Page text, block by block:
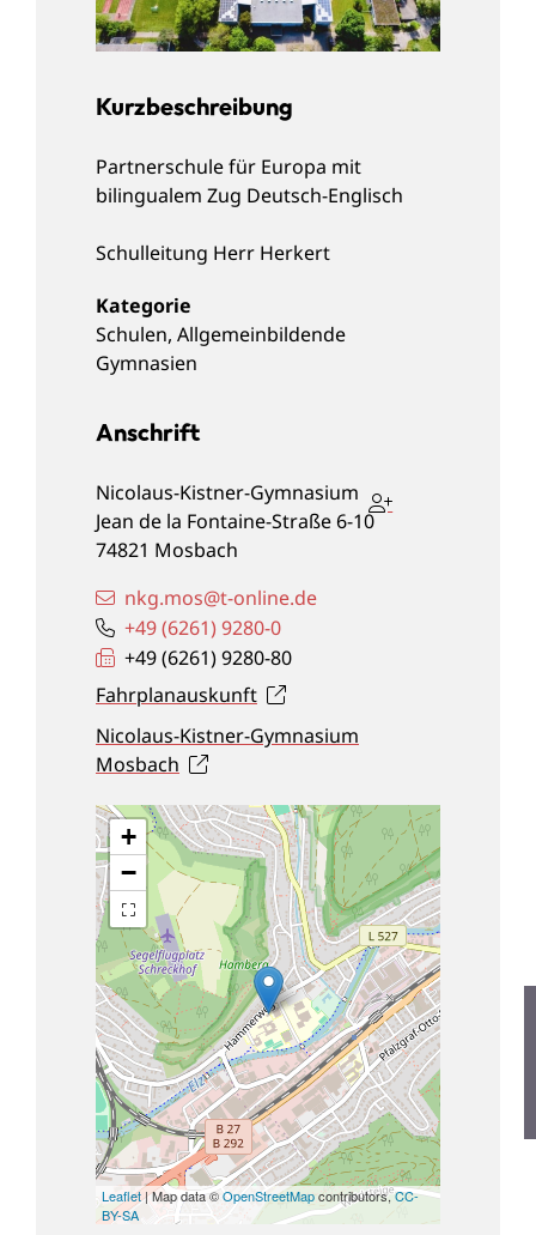
Kurzbeschreibung
Partnerschule für Europa mit
bilingualem Zug Deutsch-Englisch
Schulleitung Herr Herkert
Schulen, Allgemeinbildende
Gymnasien
Anschrift
Nicolaus-Kistner-Gymnasium
Jean de la Fontaine-Straße 6-10
74821 Mosbach
Fahrplanauskunft
nkg.mos@t-online.de
+49 (6261) 9280-0
+49 (6261) 9280-80
Nicolaus-Kistner-Gymnasium
Mosbach
+
−
Leaflet| Map data ©OpenStreetMapcontributors,CC-
BY-SA